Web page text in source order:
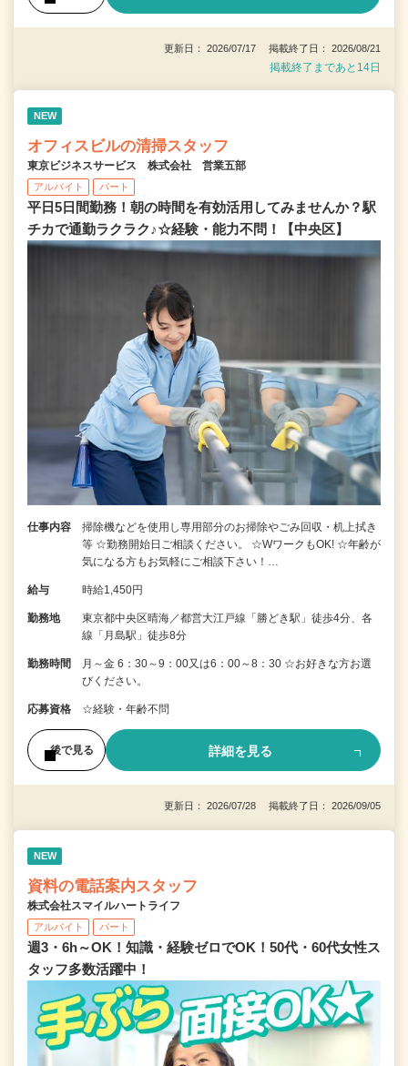
更新日： 2026/07/17 掲載終了日： 2026/08/21
掲載終了まであと14日
NEW
オフィスビルの清掃スタッフ
東京ビジネスサービス 株式会社 営業五部
アルバイト パート
平日5日間勤務！朝の時間を有効活用してみませんか？駅
チカで通勤ラクラク♪☆経験・能力不問！【中央区】
仕事内容
掃除機などを使用し専用部分のお掃除やごみ回収・机上拭き
等 ☆勤務開始日ご相談ください。 ☆WワークもOK! ☆年齢が
気になる方もお気軽にご相談下さい！…
給与 時給1,450円
勤務地
東京都中央区晴海／都営大江戸線「勝どき駅」徒歩4分、各
線「月島駅」徒歩8分
勤務時間
月～金 6：30～9：00又は6：00～8：30 ☆お好きな方お選
びください。
応募資格 ☆経験・年齢不問
後で見る 詳細を見る
更新日： 2026/07/28 掲載終了日： 2026/09/05
NEW
資料の電話案内スタッフ
株式会社スマイルハートライフ
アルバイト パート
週3・6h～OK！知識・経験ゼロでOK！50代・60代女性ス
タッフ多数活躍中！